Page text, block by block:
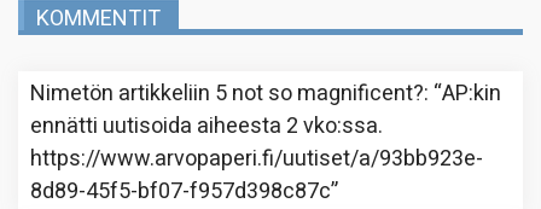
KOMMENTIT
Nimetön artikkeliin 5 not so magnificent?: “AP:kin
ennätti uutisoida aiheesta 2 vko:ssa.
https://www.arvopaperi.fi/uutiset/a/93bb923e-
8d89-45f5-bf07-f957d398c87c”